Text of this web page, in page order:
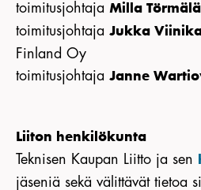
toimitusjohtaja Milla Törmälä
toimitusjohtaja Jukka
Finland Oy
toimitusjohtaja Janne
Liiton henkilökunta
Teknisen Kaupan Liitto ja sen
jäseniä sekä välittävät tietoa